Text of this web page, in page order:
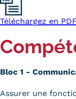
Téléchargez en PDF
Bloc 1 -
Assurer une